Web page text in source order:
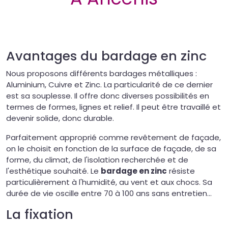
Avantages du bardage en zinc
Nous proposons différents bardages métalliques :
Aluminium, Cuivre et Zinc. La particularité de ce dernier
est sa souplesse. Il offre donc diverses possibilités en
termes de formes, lignes et relief. Il peut être travaillé et
devenir solide, donc durable.
Parfaitement approprié comme revêtement de façade,
on le choisit en fonction de la surface de façade, de sa
forme, du climat, de l'isolation recherchée et de
l'esthétique souhaité. Le bardage en zinc résiste
particulièrement à l'humidité, au vent et aux chocs. Sa
durée de vie oscille entre 70 à 100 ans sans entretien...
La fixation